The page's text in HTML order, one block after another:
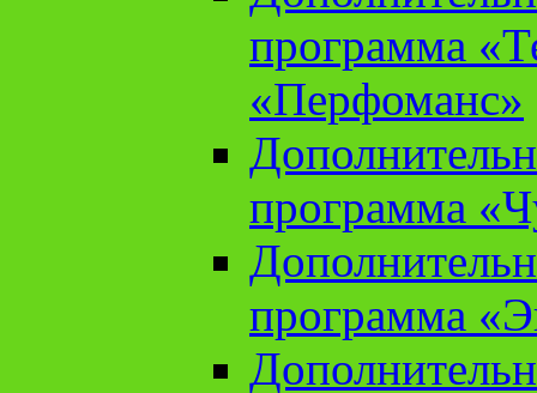
программа
«Перфоманс»
программа
программа